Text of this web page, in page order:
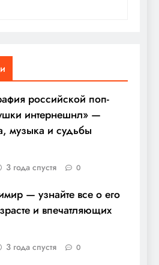
российской поп-
интернешнл» —
музыка и судьбы
3 года спустя 0
— узнайте все о его
и впечатляющих
3 года спустя 0